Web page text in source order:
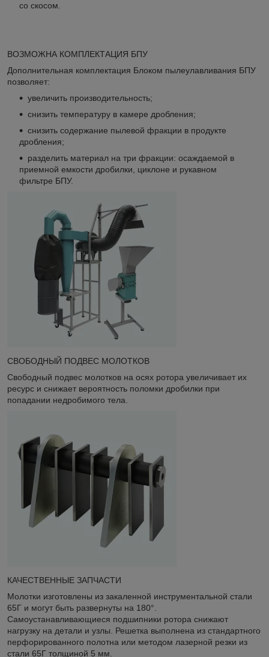
со скосом.
ВОЗМОЖНА КОМПЛЕКТАЦИЯ БПУ
Дополнительная комплектация Блоком пылеулавливания БПУ
позволяет:
увеличить производительность;
снизить температуру в камере дробления;
снизить содержание пылевой фракции в продукте
дробления;
разделить материал на три фракции: осаждаемой в
приемной емкости дробилки, циклоне и рукавном
фильтре БПУ.
СВОБОДНЫЙ ПОДВЕС МОЛОТКОВ
Свободный подвес молотков на осях ротора увеличивает их
ресурс и снижает вероятность поломки дробилки при
попадании недробимого тела.
КАЧЕСТВЕННЫЕ ЗАПЧАСТИ
Молотки изготовлены из закаленной инструментальной стали
65Г и могут быть развернуты на 180°.
Самоустанавливающиеся подшипники ротора снижают
нагрузку на детали и узлы. Решетка выполнена из стандартного
перфорированного полотна или методом лазерной резки из
стали 65Г толщиной 5 мм.